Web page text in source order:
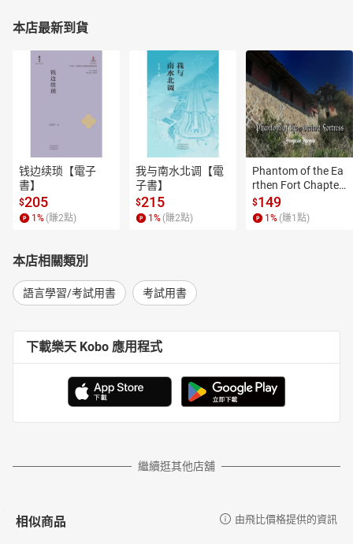
本店最新到貨
钱边续琐【電子
書】
$205
1 % (賺2點)
我与南水北调【電
子書】
$215
1 % (賺2點)
Phantom of the Ea
rthen Fort Chapter
4【有聲書】
$149
1 % (賺1 點)
本店相關類別
語言學習/考試用書 考試用書
下載樂天 Kobo 應用程式
繼續逛其他店舖
相似商品 由飛比價格提供的資訊